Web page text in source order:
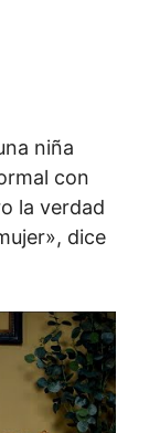
niña
con
la verdad
dice